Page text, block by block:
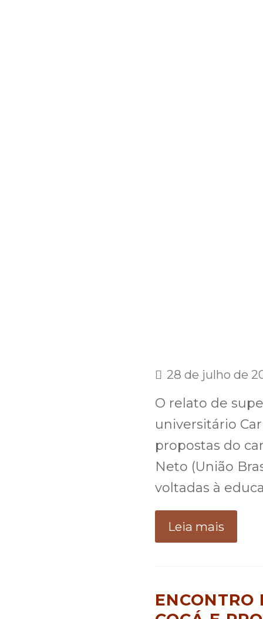
28 de julho de
O relato de
universitário
propostas do
Neto (União
voltadas à
Leia mais